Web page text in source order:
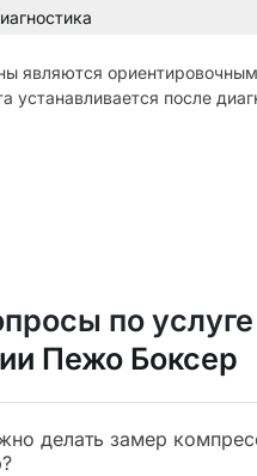
являются
устанавливается после
по услуге
Пежо Боксер
делать замер